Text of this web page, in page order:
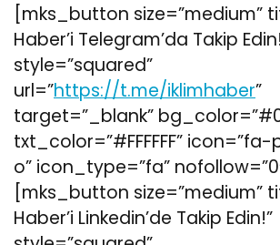
[mks_button size=”medium”
Haber’i Telegram’da Takip
style=”squared”
url=”https://t.me/iklimhaber”
target=”_blank”
txt_color=”#FFFFFF”
o” icon_type=”fa”
[mks_button size=”medium”
Haber’i Linkedin’de Takip Edin!”